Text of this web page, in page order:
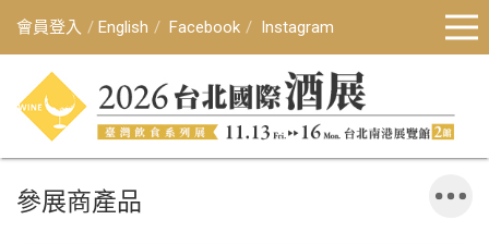
會員登入 English Facebook Instagram
參展商產品